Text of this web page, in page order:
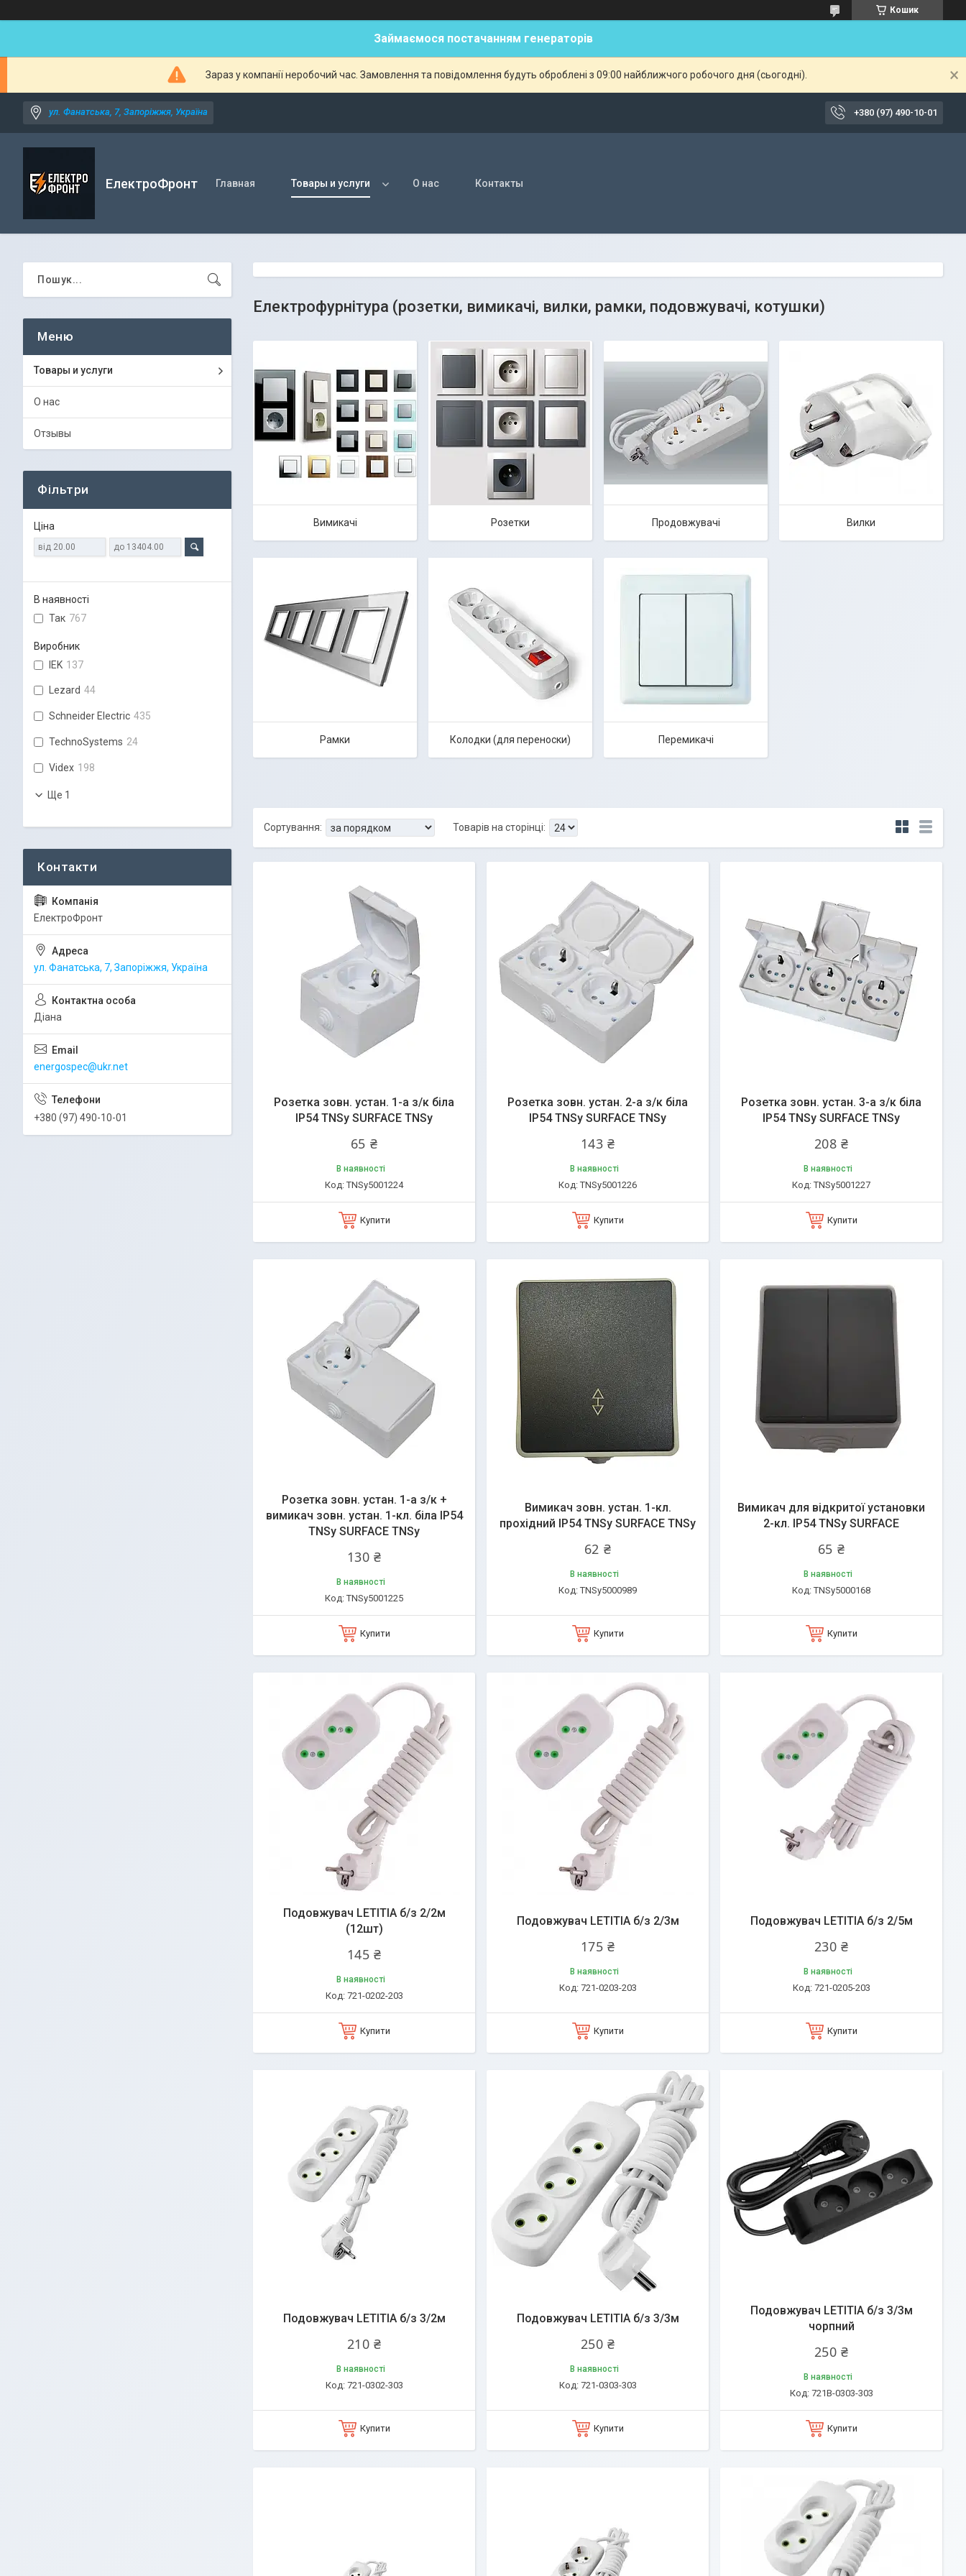
Кошик
Займаємося постачанням генераторів
Зараз у компанії неробочий час. Замовлення та повідомлення будуть оброблені з 09:00 найближчого робочого дня (сьогодні).
ул. Фанатська, 7, Запоріжжя, Україна +380 (97) 490-10-01
ЕлектроФронт Главная Товары и услуги О нас Контакты
Електрофурнітура (розетки, вимикачі, вилки, рамки, подовжувачі, котушки)
Вимикачі Розетки Продовжувачі Вилки
Рамки Колодки (для переноски) Перемикачі
Розетка зовн. устан. 1-а з/к біла
IP54 TNSy SURFACE TNSy
65 ₴
В наявності
TNSy5001224
Купити
Розетка зовн. устан. 2-а з/к біла
IP54 TNSy SURFACE TNSy
143 ₴
В наявності
TNSy5001226
Купити
Розетка зовн. устан. 3-а з/к біла
IP54 TNSy SURFACE TNSy
208 ₴
В наявності
TNSy5001227
Купити
Розетка зовн. устан. 1-а з/к +
вимикач зовн. устан. 1-кл. біла IP54
TNSy SURFACE TNSy
130 ₴
В наявності
TNSy5001225
Купити
Вимикач зовн. устан. 1-кл.
прохідний IP54 TNSy SURFACE TNSy
62 ₴
В наявності
TNSy5000989
Купити
Вимикач для відкритої установки
2-кл. IP54 TNSy SURFACE
65 ₴
В наявності
TNSy5000168
Купити
Подовжувач LETITIA б/з 2/2м
(12шт)
145 ₴
В наявності
721-0202-203
Купити
Подовжувач LETITIA б/з 2/3м
175 ₴
В наявності
721-0203-203
Купити
Подовжувач LETITIA б/з 2/5м
230 ₴
В наявності
721-0205-203
Купити
Подовжувач LETITIA б/з 3/2м
210 ₴
В наявності
721-0302-303
Купити
Подовжувач LETITIA б/з 3/3м
250 ₴
В наявності
721-0303-303
Купити
Подовжувач LETITIA б/з 3/3м
чорпний
250 ₴
В наявності
721В-0303-303
Купити
Товары и услуги
О нас
Отзывы
Фільтри
Ціна
В наявності
Так 767
Виробник
IEK 137
Lezard 44
Schneider Electric 435
TechnoSystems 24
Videx 198
Ще 1
ЕлектроФронт
ул. Фанатська, 7, Запоріжжя, Україна
Діана
energospec@ukr.net
+380 (97) 490-10-01